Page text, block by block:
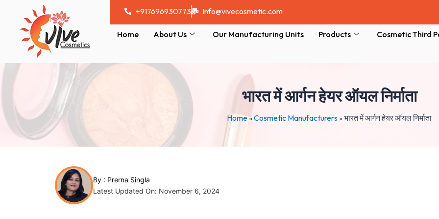
content
+917696930773 Info@vivecosmetic.com
Home About Us Our Manufacturing Units Products Cosmetic Third
भारत में आर्गन हेयर ऑयल निर्माता
Home»Cosmetic Manufacturers»भारत में आर्गन हेयर ऑयल निर्माता
By : Prerna Singla
Latest Updated On: November 6, 2024
Post
navigation